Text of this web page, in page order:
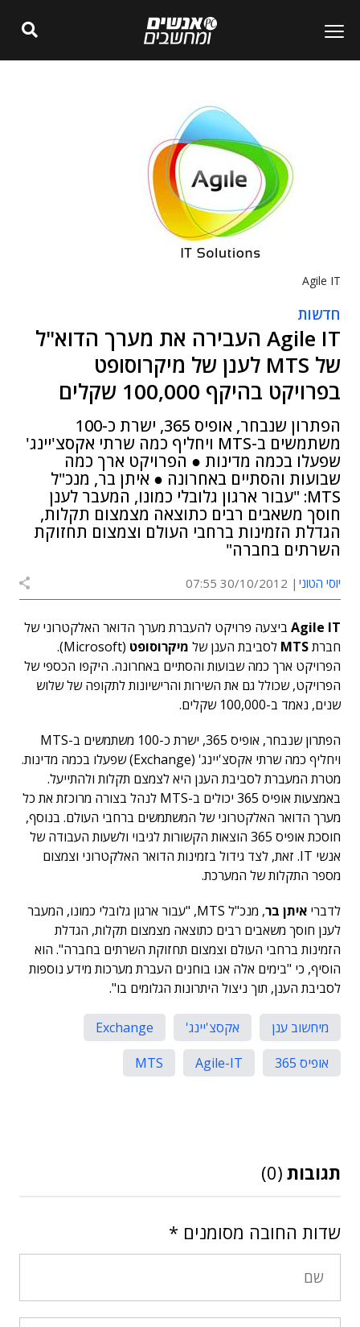
Agile IT
חדשות
Agile IT העבירה את מערך הדוא"ל
של MTS לענן של מיקרוסופט
בפרויקט בהיקף 100,000 שקלים
הפתרון שנבחר, אופיס 365, ישרת כ-100
משתמשים ב-MTS ויחליף כמה שרתי אקסצ'יינג'
שפעלו בכמה מדינות ● הפרויקט ארך כמה
שבועות והסתיים באחרונה ● איתן בר, מנכ"ל
MTS: "עבור ארגון גלובלי כמונו, המעבר לענן
חוסך משאבים רבים כתוצאה מצמצום תקלות,
הגדלת הזמינות ברחבי העולם וצמצום תחזוקת
השרתים בחברה"
יוסי הטוני 30/10/2012 07:55
Agile IT ביצעה פרויקט להעברת מערך הדואר האלקטרוני של
חברתMTS לסביבת הענן של מיקרוסופט
(Microsoft).
הפרויקט ארך כמה שבועות והסתיים באחרונה. היקפו הכספי של
הפרויקט, שכולל גם את השירות והרישיונות לתקופה של שלוש
שנים, נאמד ב-100,000 שקלים.
הפתרון שנבחר, אופיס 365, ישרת כ-100 משתמשים ב-MTS
ויחליף כמה שרתי אקסצ'יינג' (Exchange) שפעלו בכמה מדינות.
מטרת המעברת לסביבת הענן היא לצמצם תקלות ולהתייעל.
באמצעות אופיס 365 יכולים ב-MTS לנהל בצורה מרוכזת את כל
מערך הדואר האלקטרוני של המשתמשים ברחבי העולם. בנוסף,
חוסכת אופיס 365 הוצאות הקשורות לגיבוי ולשעות העבודה של
אנשי IT. זאת, לצד גידול בזמינות הדואר האלקטרוני וצמצום
מספר התקלות של המערכת.
לדברי איתן בר
, מנכ"ל MTS, "עבור ארגון גלובלי כמונו, המעבר
לענן חוסך משאבים רבים כתוצאה מצמצום תקלות, הגדלת
הזמינות ברחבי העולם וצמצום תחזוקת השרתים בחברה". הוא
הוסיף, כי "בימים אלה אנו בוחנים העברת מערכות מידע נוספות
לסביבת הענן, תוך ניצול היתרונות הגלומים בו".
מיחשוב ענן אקסצ'יינג'
Exchange
אופיס 365
Agile-IT
MTS
תגובות (0)
שדות החובה מסומנים *